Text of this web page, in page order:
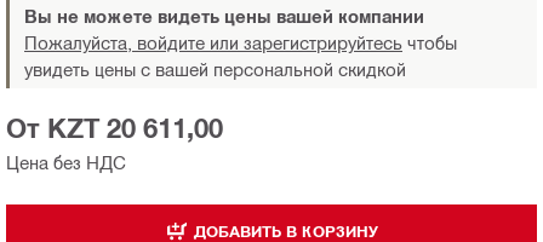
Вы не можете видеть цены вашей компании
Пожалуйста, войдите или зарегистрируйтесь чтобы
увидеть цены с вашей персональной скидкой
Цена без НДС
От KZT 20 611,00
ДОБАВИТЬ В КОРЗИНУ